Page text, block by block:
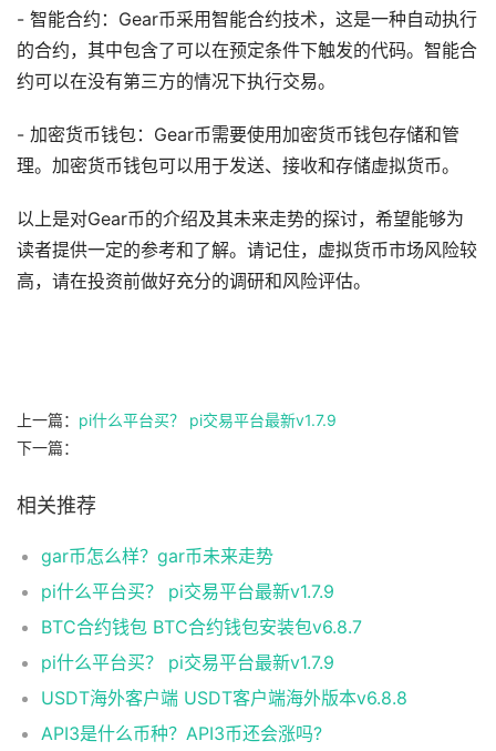
- 智能合约：Gear币采用智能合约技术，这是一种自动执行
的合约，其中包含了可以在预定条件下触发的代码。智能合
约可以在没有第三方的情况下执行交易。
- 加密货币钱包：Gear币需要使用加密货币钱包存储和管
理。加密货币钱包可以用于发送、接收和存储虚拟货币。
以上是对Gear币的介绍及其未来走势的探讨，希望能够为
读者提供一定的参考和了解。请记住，虚拟货币市场风险较
高，请在投资前做好充分的调研和风险评估。
上一篇： pi什么平台买？ pi交易平台最新v1.7.9
下一篇：
相关推荐
gar币怎么样？gar币未来走势
pi什么平台买？ pi交易平台最新v1.7.9
BTC合约钱包 BTC合约钱包安装包v6.8.7
pi什么平台买？ pi交易平台最新v1.7.9
USDT海外客户端 USDT客户端海外版本v6.8.8
API3是什么币种？API3币还会涨吗?